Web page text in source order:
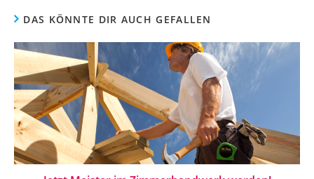
DAS KÖNNTE DIR AUCH GEFALLEN